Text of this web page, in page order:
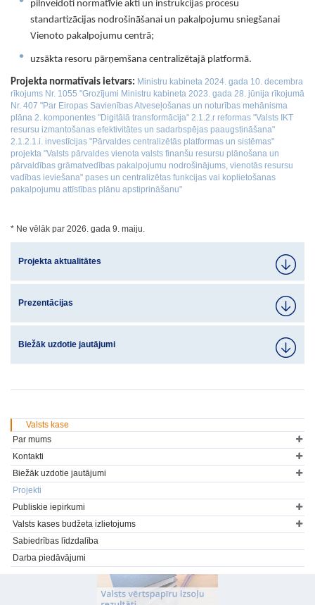
pilnveidoti normatīvie akti un instrukcijas procesu
standartizācijas nodrošināšanai un pakalpojumu sniegšanai
Vienoto pakalpojumu centrā;
uzsākta resoru pārņemšana centralizētajā platformā.
Projekta normatīvais ietvars: Ministru kabineta 2024. gada 10. decembra
rīkojums Nr. 1055 "Grozījumi Ministru kabineta 2023. gada 28. jūnija rīkojumā
Nr. 407 "Par Eiropas Savienības Atveseļošanas un noturības mehānisma
plāna 2. komponentes "Digitālā transformācija" 2.1.2.r reformas "Valsts IKT
resursu izmantošanas efektivitātes un sadarbspējas paaugstināšana"
2.1.2.1.i. investīcijas "Pārvaldes centralizētās platformas un sistēmas"
projekta "Valsts pārvaldes vienota valsts finanšu resursu plānošana un
pārvaldības grāmatvedības pakalpojumu nodrošinājums, vienotās resursu
vadības ieviešana" pases un centralizētas funkcijas vai koplietošanas
pakalpojumu attīstības plānu apstiprināšanu"
* Ne vēlāk par 2026. gada 9. maiju.
Projekta aktualitātes
Prezentācijas
Biežāk uzdotie jautājumi
Valsts kase
Par mums
Kontakti
Biežāk uzdotie jautājumi
Projekti
Publiskie iepirkumi
Valsts kases budžeta izlietojums
Sabiedrības līdzdalība
Darba piedāvājumi